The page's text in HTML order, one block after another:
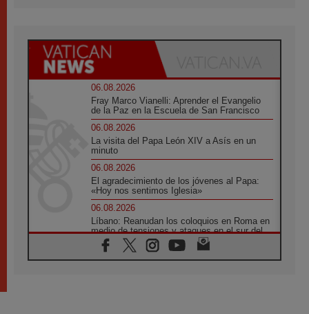
06.08.2026
Fray Marco Vianelli: Aprender el Evangelio
de la Paz en la Escuela de San Francisco
06.08.2026
La visita del Papa León XIV a Asís en un
minuto
06.08.2026
El agradecimiento de los jóvenes al Papa:
«Hoy nos sentimos Iglesia»
06.08.2026
Líbano: Reanudan los coloquios en Roma en
medio de tensiones y ataques en el sur del
país
06.08.2026